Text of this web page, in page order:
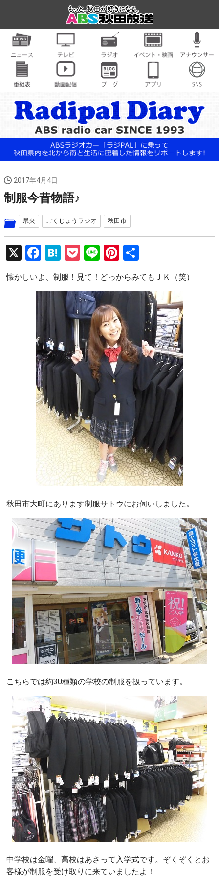
2017年4月4日
制服今昔物語♪
県央 ごくじょうラジオ 秋田市
X
F
a
ce
b
o
o
k
H
at
e
n
a
P
o
ck
et
Li
n
e
Pi
nt
er
es
t
有
懐かしいよ、制服！見て！どっからみてもＪＫ（笑）
秋田市大町にあります制服サトウにお伺いしました。
こちらでは約30種類の学校の制服を扱っています。
中学校は金曜、高校はあさって入学式です。ぞくぞくとお
客様が制服を受け取りに来ていましたよ！